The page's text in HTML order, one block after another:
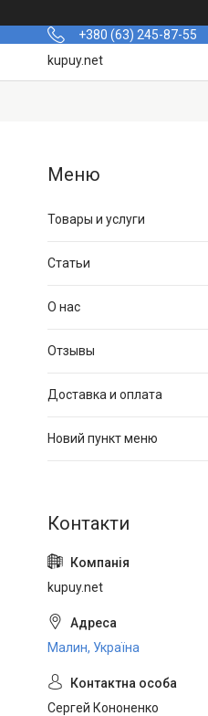
+380 (63) 245-87-55
kupuy.net
Товары и услуги
Статьи
О нас
Отзывы
Доставка и оплата
Новий пункт меню
kupuy.net
Малин, Україна
Сергей Кононенко